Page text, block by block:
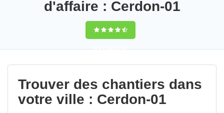
d'affaire : Cerdon-01
9,5(100%)59
votes
Trouver des chantiers dans
votre ville : Cerdon-01